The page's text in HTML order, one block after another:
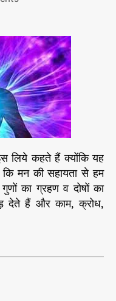
d
a
t
e
जी
वा
त्मा
औ
र
मा
न
व
री
र
”
लिये कहते हैं क्योंकि यह
मन की सहायता से हम
का ग्रहण व दोषों का
देते हैं और काम, क्रोध,